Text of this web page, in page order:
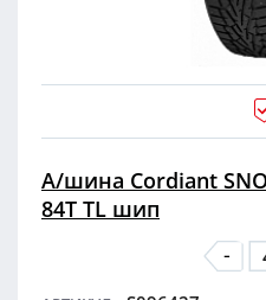
А/шина Cordiant
84T TL шип
-